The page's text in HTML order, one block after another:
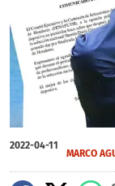
2022-04-11
MARCO